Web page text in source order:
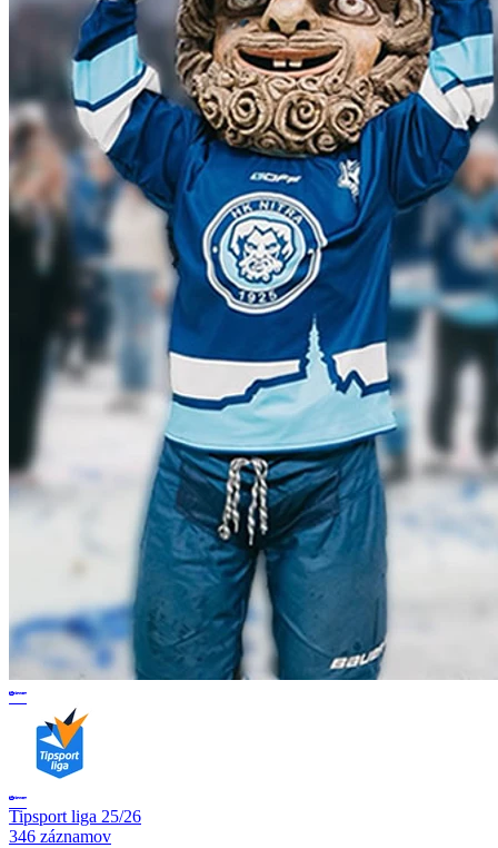
Tipsport liga 25/26
346 záznamov